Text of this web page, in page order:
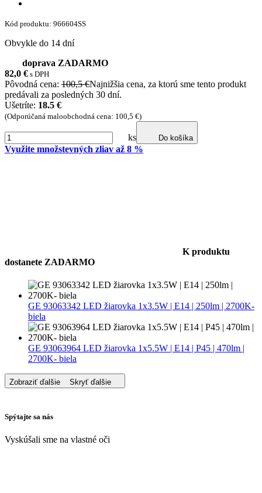
Kód produktu: 966604SS
Obvykle do 14 dní
doprava ZADARMO
82,0 € s DPH
Pôvodná cena: 100,5 €Najnižšia cena, za ktorú sme tento produkt
predávali za posledných 30 dní.
Ušetríte: 18.5 €
(Odporúčaná maloobchodná cena: 100,5 €)
ks Do košíka
Využite množstevných zliav až 8 %
K produktu
dostanete ZADARMO
GE 93063342 LED žiarovka 1x3.5W | E14 | 250lm | 2700K-
biela
GE 93063964 LED žiarovka 1x5.5W | E14 | P45 | 470lm |
2700K- biela
Zobraziť ďalšie Skryť ďalšie
Spýtajte sa nás
Vyskúšali sme na vlastné oči